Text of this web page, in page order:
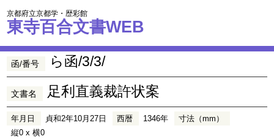
京都府立京都学・歴彩館
東寺百合文書WEB
函/番号 ら函/3/3/
文書名 足利直義裁許状案
年月日 貞和2年10月27日 西暦 1346年
寸法（mm）
縦0 x 横0